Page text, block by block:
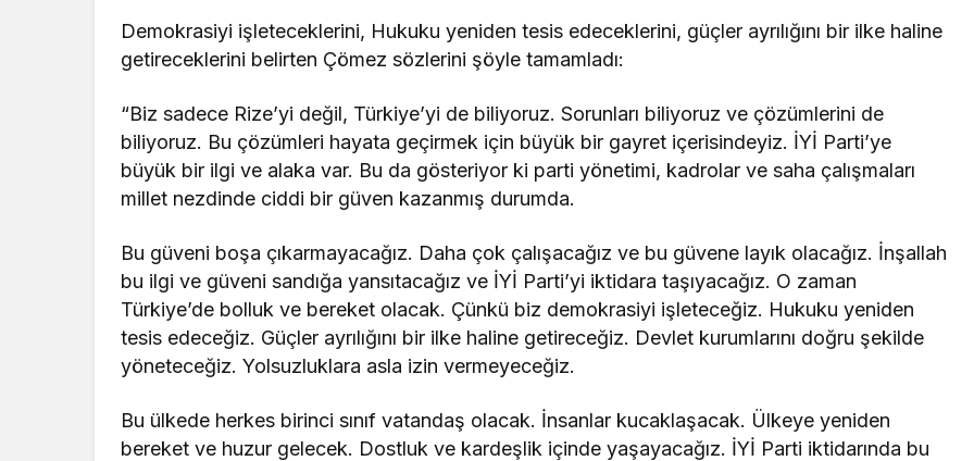
Demokrasiyi işleteceklerini, Hukuku yeniden tesis edeceklerini, güçler ayrılığını bir ilke haline
getireceklerini belirten Çömez sözlerini şöyle tamamladı:
“Biz sadece Rize’yi değil, Türkiye’yi de biliyoruz. Sorunları biliyoruz ve çözümlerini de
biliyoruz. Bu çözümleri hayata geçirmek için büyük bir gayret içerisindeyiz. İYİ Parti’ye
büyük bir ilgi ve alaka var. Bu da gösteriyor ki parti yönetimi, kadrolar ve saha çalışmaları
millet nezdinde ciddi bir güven kazanmış durumda.
Bu güveni boşa çıkarmayacağız. Daha çok çalışacağız ve bu güvene layık olacağız. İnşallah
bu ilgi ve güveni sandığa yansıtacağız ve İYİ Parti’yi iktidara taşıyacağız. O zaman
Türkiye’de bolluk ve bereket olacak. Çünkü biz demokrasiyi işleteceğiz. Hukuku yeniden
tesis edeceğiz. Güçler ayrılığını bir ilke haline getireceğiz. Devlet kurumlarını doğru şekilde
yöneteceğiz. Yolsuzluklara asla izin vermeyeceğiz.
Bu ülkede herkes birinci sınıf vatandaş olacak. İnsanlar kucaklaşacak. Ülkeye yeniden
bereket ve huzur gelecek. Dostluk ve kardeşlik içinde yaşayacağız. İYİ Parti iktidarında bu